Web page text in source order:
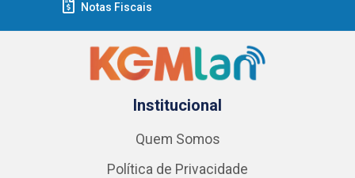
Notas Fiscais
Institucional
Quem Somos
Política de Privacidade